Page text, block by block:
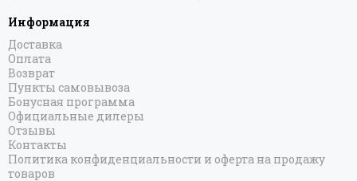
Информация
Доставка
Оплата
Возврат
Пункты самовывоза
Бонусная программа
Официальные дилеры
Отзывы
Контакты
Политика конфиденциальности и оферта на продажу
товаров